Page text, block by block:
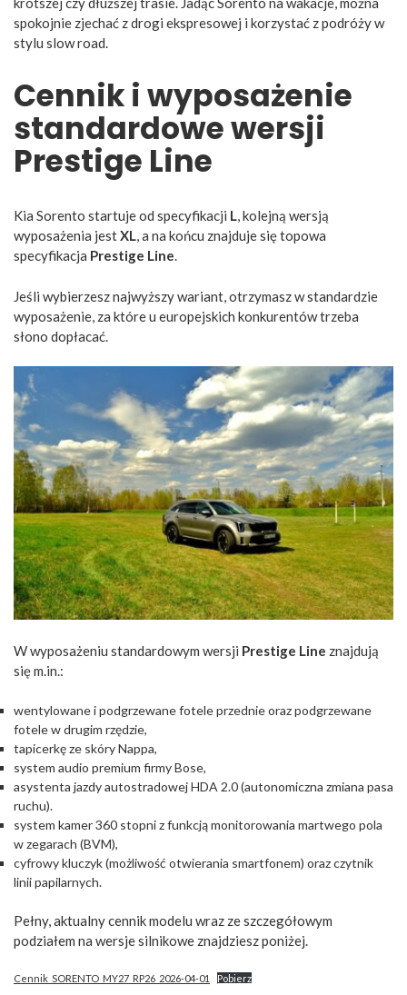
spokojnie zjechać z drogi ekspresowej i korzystać z podróży w
stylu slow road.
Cennik i wyposażenie
standardowe wersji
Prestige Line
Kia Sorento startuje od specyfikacji L, kolejną wersją
wyposażenia jestXL, a na końcu znajduje się topowa
specyfikacja Prestige Line.
Jeśli wybierzesz najwyższy wariant, otrzymasz w standardzie
wyposażenie, za które u europejskich konkurentów trzeba
słono dopłacać.
W wyposażeniu standardowym wersji Prestige Line znajdują
się m.in.:
wentylowane i podgrzewane fotele przednie oraz podgrzewane
fotele w drugim rzędzie,
tapicerkę ze skóry Nappa,
system audio premium firmy Bose,
asystenta jazdy autostradowej HDA 2.0 (autonomiczna zmiana pasa
ruchu).
system kamer 360 stopni z funkcją monitorowania martwego pola
w zegarach (BVM),
cyfrowy kluczyk (możliwość otwierania smartfonem) oraz czytnik
linii papilarnych.
Pełny, aktualny cennik modelu wraz ze szczegółowym
podziałem na wersje silnikowe znajdziesz poniżej.
Cennik_SORENTO_MY27_RP26_2026-04-01 Pobierz